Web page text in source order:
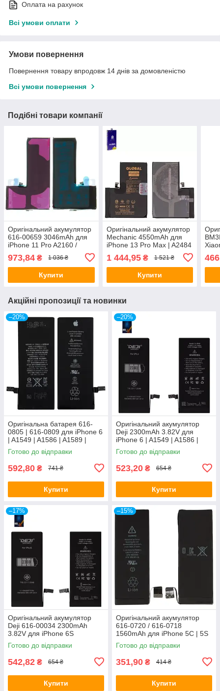
Оплата на рахунок
Всі умови оплати
Умови повернення
Повернення товару впродовж 14 днів за домовленістю
Всі умови повернення
Подібні товари компанії
Оригінальний акумулятор
616-00659 3046mAh для
iPhone 11 Pro A2160 /
A2215 / A2217 original IC
973,84 ₴ 1 036 ₴
Купити
Оригінальний акумулятор
Mechanic 4550mAh для
iPhone 13 Pro Max | A2484
| A2641 | A2643 | A2644 |
A2645 original IC
1 444,95₴ 1 521 ₴
Купити
Акційні пропозиції та новинки
–20%
Оригінальна батарея 616-
0805 | 616-0809 для iPhone 6
| A1549 | A1586 | A1589 |
A1522 | A1524 | A1593
1810mAh
Готово до відправки
592,80 ₴ 741 ₴
Купити
–20%
Оригінальний акумулятор
Deji 2300mAh 3.82V для
iPhone 6 | A1549 | A1586 |
A1589 | A1522 | A1524 |
A1593
Готово до відправки
523,20 ₴ 654 ₴
Купити
–17%
Оригінальний акумулятор
Deji 616-00034 2300mAh
3.82V для iPhone 6S
1715mAh A1633 / A1688 /
A1691 / A1700
Готово до відправки
542,82 ₴ 654 ₴
Купити
–15%
Оригінальний акумулятор
616-0720 / 616-0718
1560mAh для iPhone 5C | 5S
A1453 A1457 A1518 A1528
original IC
Готово до відправки
351,90 ₴ 414 ₴
Купити